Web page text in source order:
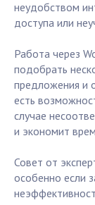
неудобством
доступа или
Работа через
подобрать
предложения и
есть
случае
и экономит
Совет от
особенно если